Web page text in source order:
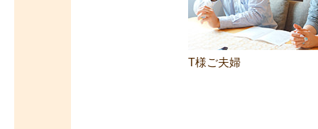
T様ご夫婦